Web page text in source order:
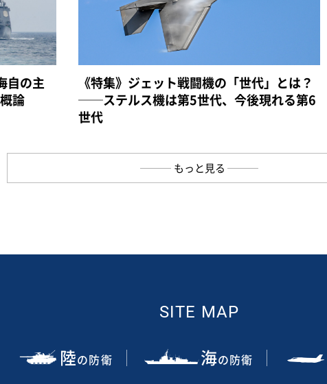
自の主
論
《特集》ジェット戦闘機の「世代」とは？
──ステルス機は第5世代、今後現れる第6
世代
もっと見る
SITE MAP
陸の防衛 海の防衛